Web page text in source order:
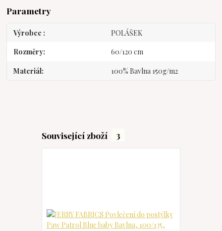
Parametry
Výrobce POLÁŠEK
Rozměry 60/120 cm
Materiál 100% Bavlna 150g/m2
Související zboží 3